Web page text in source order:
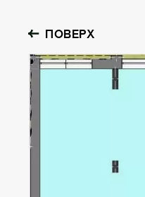
ПОВЕРХ